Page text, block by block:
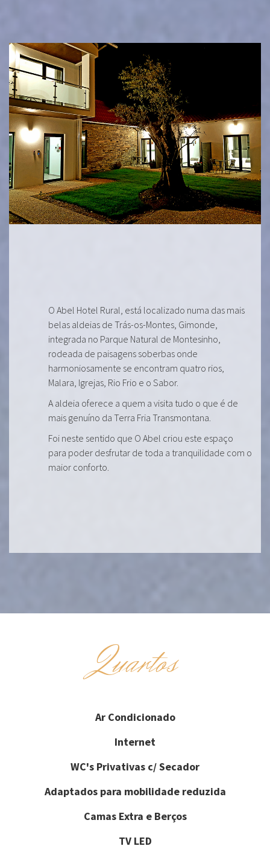
O Abel Hotel Rural, está localizado numa das mais
belas aldeias de Trás-os-Montes, Gimonde,
integrada no Parque Natural de Montesinho,
rodeada de paisagens soberbas onde
harmoniosamente se encontram quatro rios,
Malara, Igrejas, Rio Frio e o Sabor.
A aldeia oferece a quem a visita tudo o que é de
mais genuíno da Terra Fria Transmontana.
Foi neste sentido que O Abel criou este espaço
para poder desfrutar de toda a tranquilidade com o
maior conforto.
Quartos
Ar Condicionado
Internet
WC's Privativas c/ Secador
Adaptados para mobilidade reduzida
Camas Extra e Berços
TV LED